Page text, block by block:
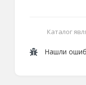
Каталог
Нашли